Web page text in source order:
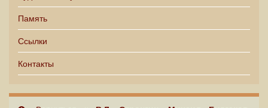
Память
Ссылки
Контакты